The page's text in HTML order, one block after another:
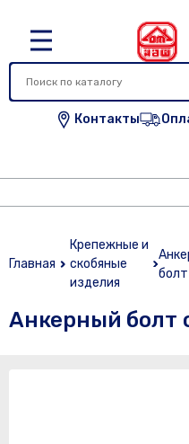
Контакты
Главная
Крепежные и
скобяные
изделия
болт
Анкерный болт